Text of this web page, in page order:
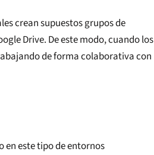
crean supuestos grupos de
Drive. De este modo, cuando los
de forma colaborativa con
en este tipo de entornos